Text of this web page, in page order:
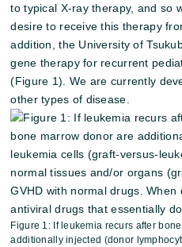
to typical X-ray therapy, and so
desire to receive this therapy
addition, the University of
gene therapy for recurrent
(Figure 1). We are currently
other types of disease.
Figure 1: If leukemia recurs after
additionally injected (donor